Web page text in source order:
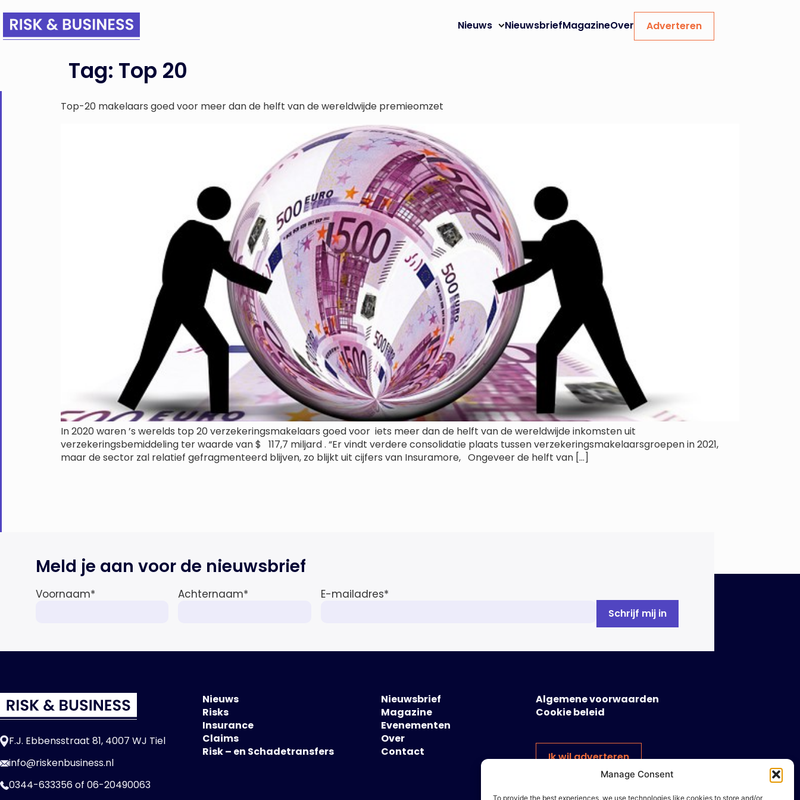
Manage Consent
To provide the best experiences, we use technologies like cookies to store and/or
Nieuws NieuwsbriefMagazineOver Adverteren
Tag: Top 20
Top-20 makelaars goed voor meer dan de helft van de wereldwijde premieomzet
In 2020 waren ’s werelds top 20 verzekeringsmakelaars goed voor iets meer dan de helft van de wereldwijde inkomsten uit
verzekeringsbemiddeling ter waarde van $ 117,7 miljard . “Er vindt verdere consolidatie plaats tussen verzekeringsmakelaarsgroepen in 2021,
maar de sector zal relatief gefragmenteerd blijven, zo blijkt uit cijfers van Insuramore, Ongeveer de helft van […]
Meld je aan voor de nieuwsbrief
Voornaam* Achternaam* E-mailadres*
F.J. Ebbensstraat 81, 4007 WJ Tiel
info@riskenbusiness.nl
0344-633356of 06-20490063
Nieuws
Risks
Insurance
Claims
Risk – en Schadetransfers
Nieuwsbrief
Magazine
Evenementen
Over
Contact
Algemene voorwaarden
Cookie beleid
Ik wil adverteren